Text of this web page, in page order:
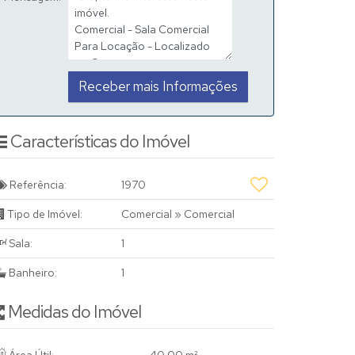
Características do Imóvel
Referência: 1970
Tipo de Imóvel: Comercial » Comercial
Sala: 1
Banheiro: 1
Medidas do Imóvel